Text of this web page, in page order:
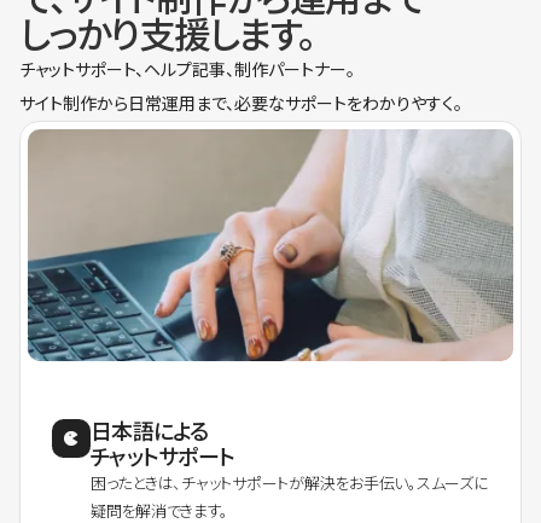
しっかり支援します。
チャットサポート、ヘルプ記事、制作パートナー。
サイト制作から日常運用まで、必要なサポートをわかりやすく。
日本語による
チャットサポート
困ったときは、チャットサポートが解決をお手伝い。スムーズに
疑問を解消できます。